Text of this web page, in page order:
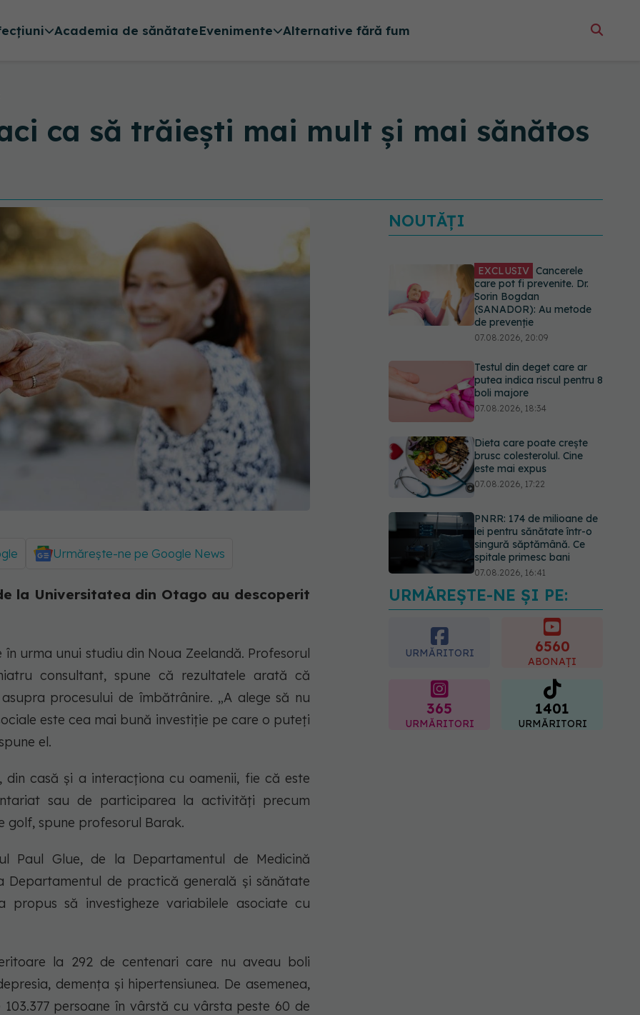
Academia de sănătateEvenimente Alternative fără fum
ca să trăiești mai mult și mai sănătos
Urmărește-ne pe Google News
la Universitatea din Otago au descoperit
urma unui studiu din Noua Zeelandă. Profesorul
consultant, spune că rezultatele arată că
procesului de îmbătrânire. „A alege să nu
este cea mai bună investiție pe care o puteți
el.
casă și a interacționa cu oamenii, fie că este
sau de participarea la activități precum
golf, spune profesorul Barak.
Paul Glue, de la Departamentul de Medicină
Departamentul de practică generală și sănătate
propus să investigheze variabilele asociate cu
la 292 de centenari care nu aveau boli
demența și hipertensiunea. De asemenea,
persoane în vârstă cu vârsta peste 60 de
NOUTĂȚI
EXCLUSIV Cancerele
care pot fi prevenite. Dr.
Sorin Bogdan
(SANADOR): Au metode
de prevenție
07.08.2026, 20:09
Testul din deget care ar
putea indica riscul pentru 8
boli majore
07.08.2026, 18:34
Dieta care poate crește
brusc colesterolul. Cine
este mai expus
07.08.2026, 17:22
PNRR: 174 de milioane de
lei pentru sănătate într-o
singură săptămână. Ce
spitale primesc bani
07.08.2026, 16:41
Ce spune culoarea ta
preferată despre vârsta
pe care o ai. Care este
"codul cromatic" al
URMĂREȘTE-NE ȘI PE:
URMĂRITORI 6560
ABONAȚI
365
URMĂRITORI
1401
URMĂRITORI